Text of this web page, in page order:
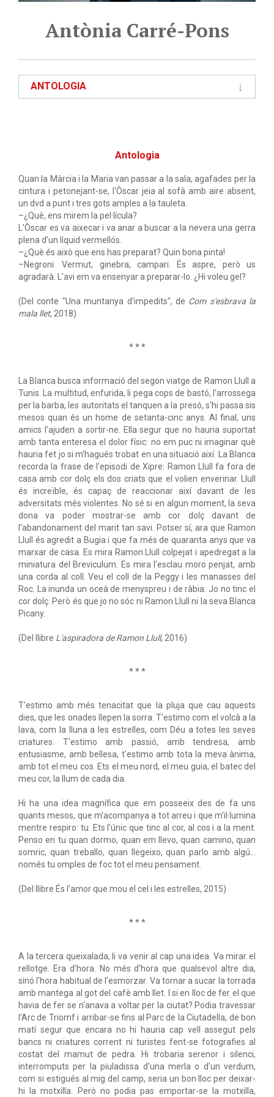
Antònia Carré-Pons
ANTOLOGIA
Antologia
Quan la Màrcia i la Maria van passar a la sala, agafades per la
cintura i petonejant-se, l'Òscar jeia al sofà amb aire absent,
un dvd a punt i tres gots amples a la tauleta.
–¿Què, ens mirem la pel·lícula?
L'Òscar es va aixecar i va anar a buscar a la nevera una gerra
plena d'un líquid vermellós.
–¿Què és això que ens has preparat? Quin bona pinta!
–Negroni. Vermut, ginebra, campari. És aspre, però us
agradarà. L'avi em va ensenyar a preparar-lo. ¿Hi voleu gel?
(Del conte "Una muntanya d'impedits", de Com s'esbrava la
mala llet, 2018)
* * *
La Blanca busca informació del segon viatge de Ramon Llull a
Tunis. La multitud, enfurida, li pega cops de bastó, l'arrossega
per la barba, les autoritats el tanquen a la presó, s'hi passa sis
mesos quan és un home de setanta-cinc anys. Al final, uns
amics l'ajuden a sortir-ne. Ella segur que no hauria suportat
amb tanta enteresa el dolor físic: no em puc ni imaginar què
hauria fet jo si m'hagués trobat en una situació així. La Blanca
recorda la frase de l'episodi de Xipre: Ramon Llull fa fora de
casa amb cor dolç els dos criats que el volien enverinar. Llull
és increïble, és capaç de reaccionar així davant de les
adversitats més violentes. No sé si en algun moment, la seva
dona va poder mostrar-se amb cor dolç davant de
l'abandonament del marit tan savi. Potser sí, ara que Ramon
Llull és agredit a Bugia i que fa més de quaranta anys que va
marxar de casa. Es mira Ramon Llull colpejat i apedregat a la
miniatura del Breviculum. Es mira l'esclau moro penjat, amb
una corda al coll. Veu el coll de la Peggy i les manasses del
Roc. La inunda un oceà de menyspreu i de ràbia. Jo no tinc el
cor dolç. Però és que jo no sóc ni Ramon Llull ni la seva Blanca
Picany.
(Del llibre L'aspiradora de Ramon Llull, 2016)
* * *
T'estimo amb més tenacitat que la pluja que cau aquests
dies, que les onades llepen la sorra. T'estimo com el volcà a la
lava, com la lluna a les estrelles, com Déu a totes les seves
criatures. T'estimo amb passió, amb tendresa, amb
entusiasme, amb bellesa, t'estimo amb tota la meva ànima,
amb tot el meu cos. Ets el meu nord, el meu guia, el batec del
meu cor, la llum de cada dia.
Hi ha una idea magnífica que em posseeix des de fa uns
quants mesos, que m'acompanya a tot arreu i que m'il·lumina
mentre respiro: tu. Ets l'únic que tinc al cor, al cos i a la ment.
Penso en tu quan dormo, quan em llevo, quan camino, quan
somric, quan treballo, quan llegeixo, quan parlo amb algú...
només tu omples de foc tot el meu pensament.
(Del llibre És l'amor que mou el cel i les estrelles, 2015)
* * *
A la tercera queixalada, li va venir al cap una idea. Va mirar el
rellotge. Era d'hora. No més d'hora que qualsevol altre dia,
sinó l'hora habitual de l'esmorzar. Va tornar a sucar la torrada
amb mantega al got del cafè amb llet. I si en lloc de fer el que
havia de fer se n'anava a voltar per la ciutat? Podia travessar
l'Arc de Triomf i arribar-se fins al Parc de la Ciutadella, de bon
matí segur que encara no hi hauria cap vell assegut pels
bancs ni criatures corrent ni turistes fent-se fotografies al
costat del mamut de pedra. Hi trobaria serenor i silenci,
interromputs per la piuladissa d'una merla o d'un verdum,
com si estigués al mig del camp, seria un bon lloc per deixar-
hi la motxilla. Però no podia pas emportar-se la motxilla,